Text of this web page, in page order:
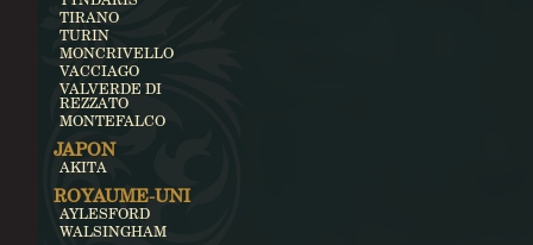
TIRANO
TURIN
MONCRIVELLO
VACCIAGO
VALVERDE DI
REZZATO
MONTEFALCO
JAPON
AKITA
ROYAUME-UNI
AYLESFORD
WALSINGHAM